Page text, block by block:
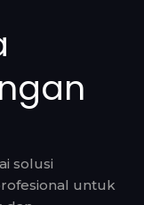
solusi
untuk